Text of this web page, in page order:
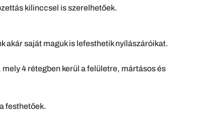
kilinccsel is szerelhetőek.
akár saját maguk is lefesthetik nyílászáróikat.
4 rétegben kerül a felületre, mártásos és
festhetőek.